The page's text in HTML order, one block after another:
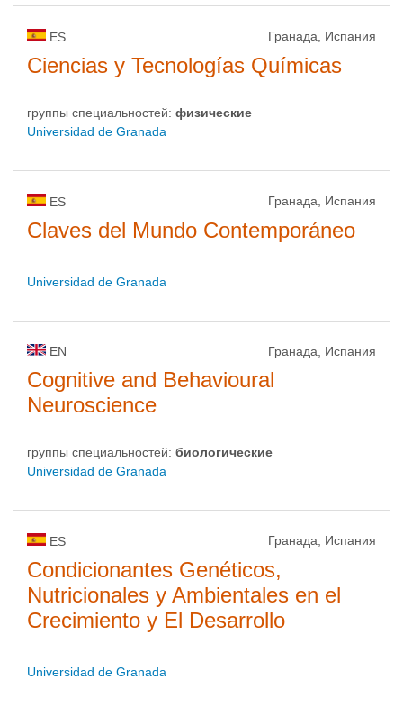
ES Гранада, Испания
Ciencias y Tecnologías Químicas
группы специальностей: физическиe
Universidad de Granada
ES Гранада, Испания
Claves del Mundo Contemporáneo
Universidad de Granada
EN Гранада, Испания
Cognitive and Behavioural
Neuroscience
группы специальностей: биологическиe
Universidad de Granada
ES Гранада, Испания
Condicionantes Genéticos,
Nutricionales y Ambientales en el
Crecimiento y El Desarrollo
Universidad de Granada